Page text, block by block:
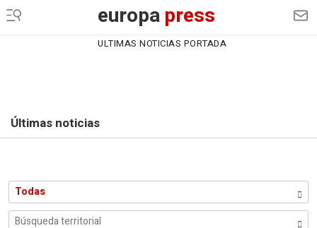
europapress
ULTIMAS NOTICIAS PORTADA
Últimas noticias